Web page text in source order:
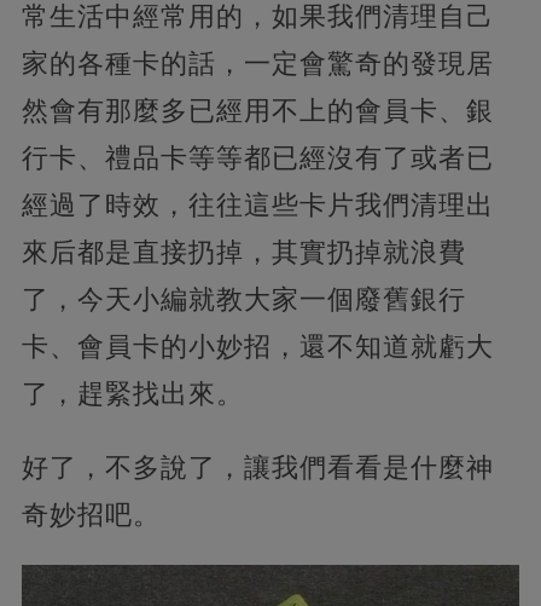
常生活中經常用的，如果我們清理自己
家的各種卡的話，一定會驚奇的發現居
然會有那麼多已經用不上的會員卡、銀
行卡、禮品卡等等都已經沒有了或者已
經過了時效， 往往這些卡片我們清理出
來后都是直接扔掉，其實扔掉就浪費
了，今天小編就教大家一個廢舊銀行
卡、會員卡的小妙招，還不知道就虧大
了，趕緊找出來。
好了，不多說了，讓我們看看是什麼神
奇妙招吧。